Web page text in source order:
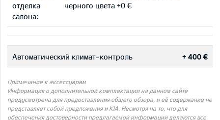
отделка
салона:
черного цвета +0 €
Автоматический климат-контроль + 400 €
Примечание к аксессуарам
Информация о дополнительной комплектации на данном сайте
предусмотрена для предоставления общего обзора, и её содержание не
представляет собой предложения и KIA. Несмотря на то, что для
обеспечения достоверности предлагаемой информации делаются все